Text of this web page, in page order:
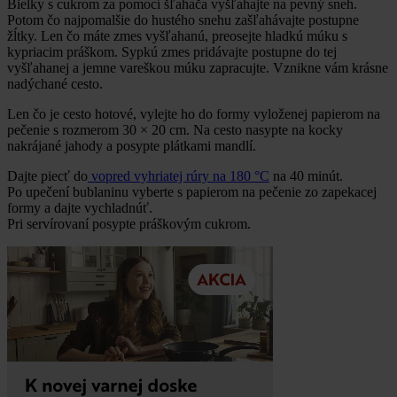
Bielky s cukrom za pomocí šľahača vyšľahajte na pevný sneh.
Potom čo najpomalšie do hustého snehu zašľahávajte postupne
žĺtky. Len čo máte zmes vyšľahanú, preosejte hladkú múku s
kypriacim práškom. Sypkú zmes pridávajte postupne do tej
vyšľahanej a jemne vareškou múku zapracujte. Vznikne vám krásne
nadýchané cesto.
Len čo je cesto hotové, vylejte ho do formy vyloženej papierom na
pečenie s rozmerom 30 × 20 cm. Na cesto nasypte na kocky
nakrájané jahody a posypte plátkami mandlí.
Dajte piecť do vopred vyhriatej rúry na 180 °C na 40 minút.
Po upečení bublaninu vyberte s papierom na pečenie zo zapekacej
formy a dajte vychladnúť.
Pri servírovaní posypte práškovým cukrom.